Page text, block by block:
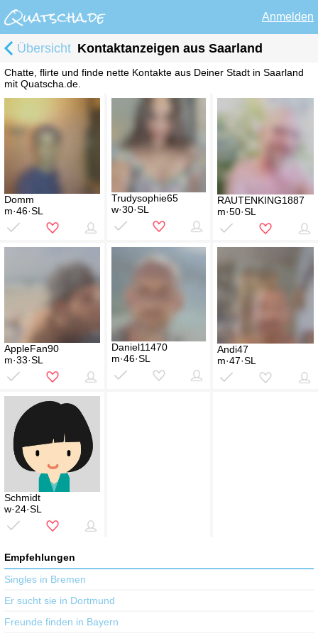
Anmelden
Übersicht Kontaktanzeigen aus Saarland
Chatte, flirte und finde nette Kontakte aus Deiner Stadt in Saarland
mit Quatscha.de.
Domm
m·46·SL
Trudysophie65
w·30·SL
RAUTENKING1887
m·50·SL
AppleFan90
m·33·SL
Daniel11470
m·46·SL
Andi47
m·47·SL
Schmidt
w·24·SL
Empfehlungen
Singles in Bremen
Er sucht sie in Dortmund
Freunde finden in Bayern